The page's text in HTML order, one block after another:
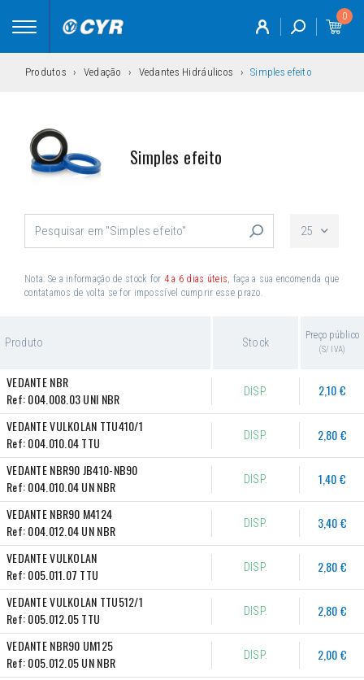
Toggle
0
Produtos Vedação Vedantes Hidráulicos Simples efeito
Simples efeito
25
Nota: Se a informação de stock for 4 a 6 dias úteis, faça a sua encomenda que
contatamos de volta se for impossível cumprir esse prazo.
Produto Stock
Preço público
(S/ IVA)
VEDANTE NBR
Ref:004.008.03 UNI NBR DISP. 2,10 €
VEDANTE VULKOLAN TTU410/1
Ref:004.010.04 TTU DISP. 2,80 €
VEDANTE NBR90 JB410-NB90
Ref:004.010.04 UN NBR DISP. 1,40 €
VEDANTE NBR90 M4124
Ref:004.012.04 UN NBR DISP. 3,40 €
VEDANTE VULKOLAN
Ref:005.011.07 TTU DISP. 2,80 €
VEDANTE VULKOLAN TTU512/1
Ref:005.012.05 TTU DISP. 2,80 €
VEDANTE NBR90 UM125
Ref:005.012.05 UN NBR DISP. 2,00 €